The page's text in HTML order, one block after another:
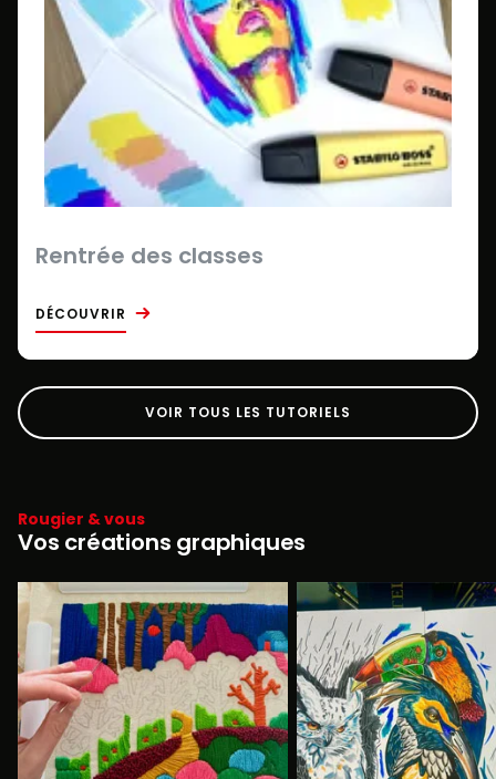
Rentrée des classes
DÉCOUVRIR
VOIR TOUS LES TUTORIELS
Rougier & vous
Vos créations graphiques